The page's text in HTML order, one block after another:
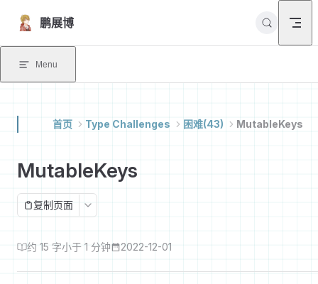
Skip to content
鹏展博
Menu
首页 Type Challenges 困难(43) MutableKeys
MutableKeys
复制页面
约 15 字小于 1 分钟 2022-12-01